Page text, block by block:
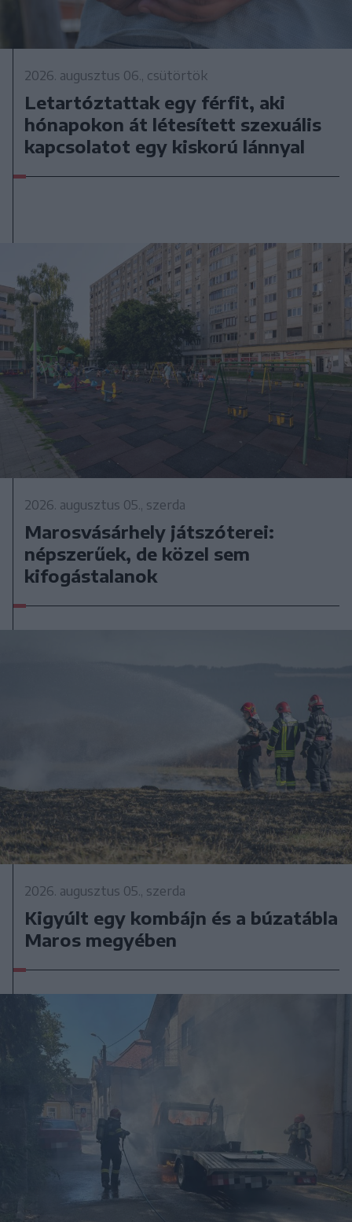
2026. augusztus 06., csütörtök
Letartóztattak egy férfit, aki
hónapokon át létesített szexuális
kapcsolatot egy kiskorú lánnyal
2026. augusztus 05., szerda
Marosvásárhely játszóterei:
népszerűek, de közel sem
kifogástalanok
2026. augusztus 05., szerda
Kigyúlt egy kombájn és a búzatábla
Maros megyében